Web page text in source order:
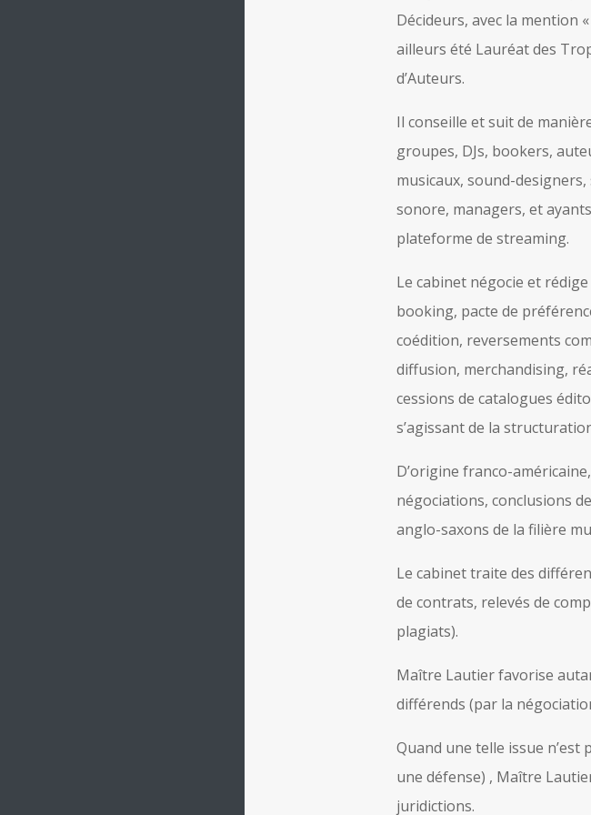
Décideurs, avec la mention
ailleurs été Lauréat des
d’Auteurs.
Il conseille et suit de
groupes, DJs, bookers,
musicaux, sound-
sonore, managers, et
plateforme de streaming.
Le cabinet négocie et
booking, pacte de
coédition, reversements
diffusion, merchandising,
cessions de catalogues
s’agissant de la
D’origine franco-
négociations, conclusions
anglo-saxons de la filière
Le cabinet traite des
de contrats, relevés de
plagiats).
Maître Lautier favorise
différends (par la
Quand une telle issue n’est
une défense) , Maître
juridictions.